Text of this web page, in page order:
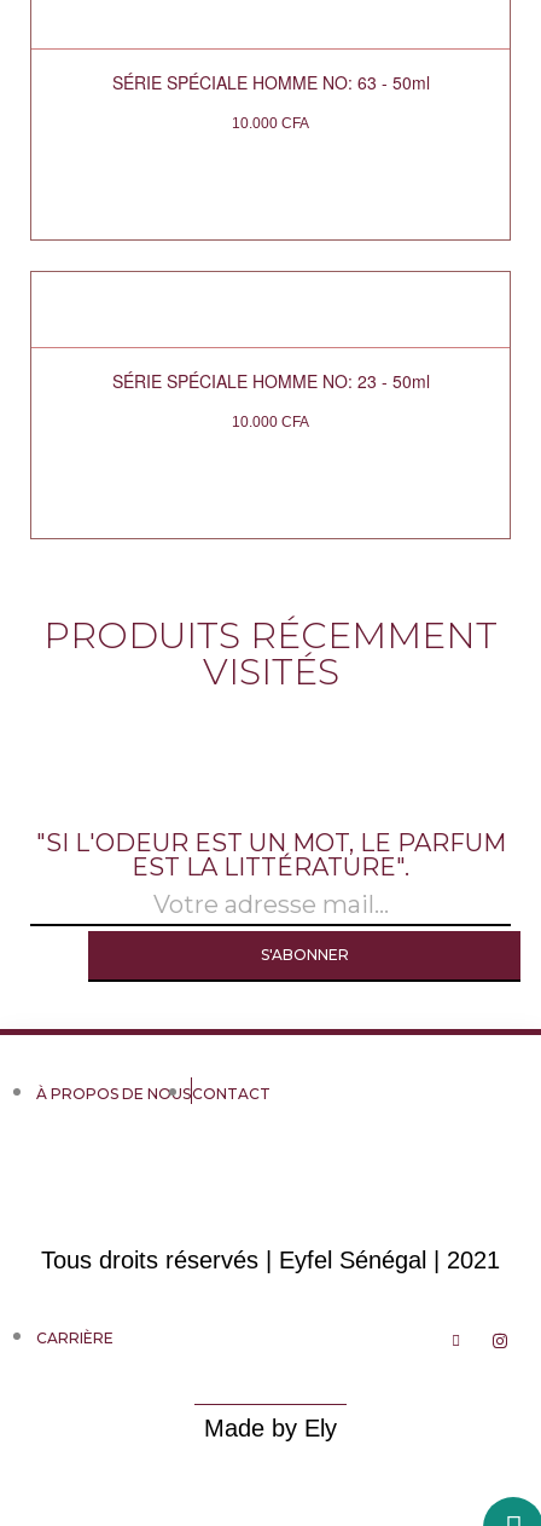
SÉRIE SPÉCIALE HOMME NO: 63 - 50ml
10.000 CFA
SÉRIE SPÉCIALE HOMME NO: 23 - 50ml
10.000 CFA
PRODUITS RÉCEMMENT
VISITÉS
"SI L'ODEUR EST UN MOT, LE PARFUM
EST LA LITTÉRATURE".
À PROPOS DE NOUSCONTACT
Tous droits réservés | Eyfel Sénégal | 2021
CARRIÈRE
Made by Ely